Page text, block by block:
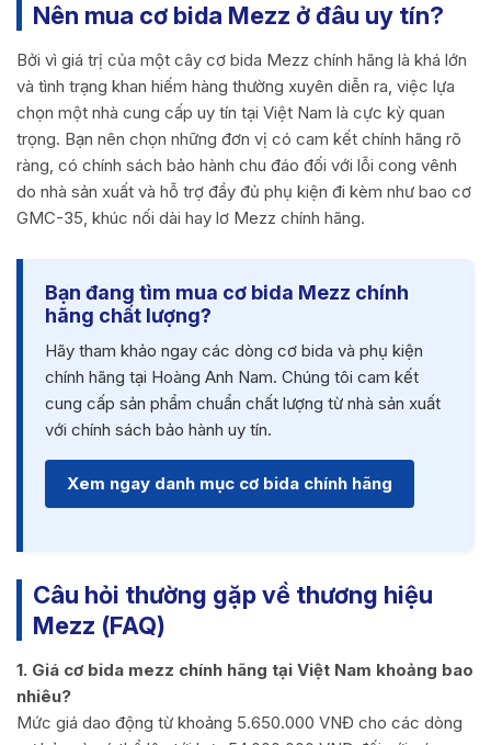
Nên mua cơ bida Mezz ở đâu uy tín?
Bởi vì giá trị của một cây cơ bida Mezz chính hãng là khá lớn
và tình trạng khan hiếm hàng thường xuyên diễn ra, việc lựa
chọn một nhà cung cấp uy tín tại Việt Nam là cực kỳ quan
trọng. Bạn nên chọn những đơn vị có cam kết chính hãng rõ
ràng, có chính sách bảo hành chu đáo đối với lỗi cong vênh
do nhà sản xuất và hỗ trợ đầy đủ phụ kiện đi kèm như bao cơ
GMC-35, khúc nối dài hay lơ Mezz chính hãng.
Bạn đang tìm mua cơ bida Mezz chính
hãng chất lượng?
Hãy tham khảo ngay các dòng cơ bida và phụ kiện
chính hãng tại Hoàng Anh Nam. Chúng tôi cam kết
cung cấp sản phẩm chuẩn chất lượng từ nhà sản xuất
với chính sách bảo hành uy tín.
Xem ngay danh mục cơ bida chính hãng
Câu hỏi thường gặp về thương hiệu
Mezz (FAQ)
1. Giá cơ bida mezz chính hãng tại Việt Nam khoảng bao
nhiêu?
Mức giá dao động từ khoảng 5.650.000 VNĐ cho các dòng